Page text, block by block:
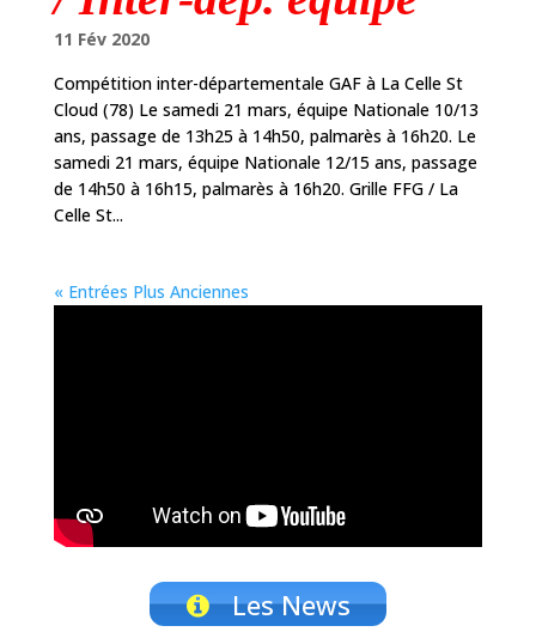
11 Fév 2020
Compétition inter-départementale GAF à La Celle St
Cloud (78) Le samedi 21 mars, équipe Nationale 10/13
ans, passage de 13h25 à 14h50, palmarès à 16h20. Le
samedi 21 mars, équipe Nationale 12/15 ans, passage
de 14h50 à 16h15, palmarès à 16h20. Grille FFG / La
Celle St...
« Entrées Plus Anciennes
Les News